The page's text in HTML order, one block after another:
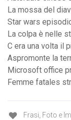
La mossa del
Star wars
La colpa è nelle
C era una volta il
Aspromonte la
Microsoft office
Femme fatales
Frasi, Foto e